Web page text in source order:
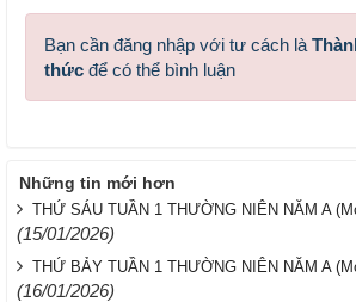
Bạn cần đăng nhập với tư cách là
thức để có thể bình luận
Những tin mới hơn
THỨ SÁU TUẦN 1 THƯỜNG NIÊN NĂM A
(15/01/2026)
THỨ BẢY TUẦN 1 THƯỜNG NIÊN NĂM A
(16/01/2026)